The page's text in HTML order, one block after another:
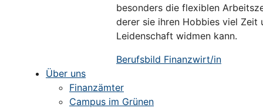
besonders die flexiblen
derer sie ihren Hobbies viel Zeit
Leidenschaft widmen kann.
Berufsbild Finanzwirt/in
Über uns
Finanzämter
Campus im Grünen